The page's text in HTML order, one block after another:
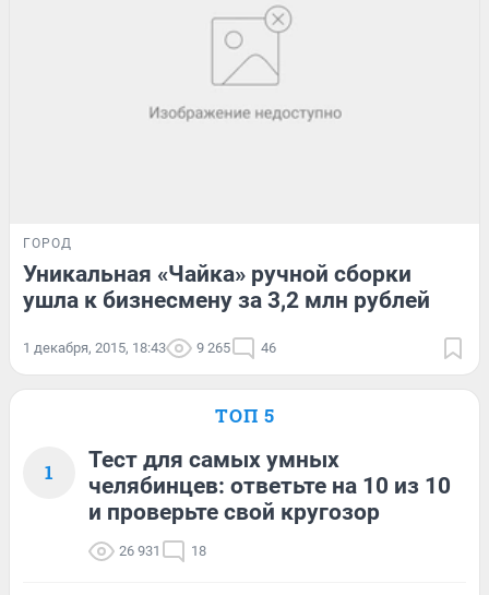
ГОРОД
Уникальная «Чайка» ручной сборки
ушла к бизнесмену за 3,2 млн рублей
1 декабря, 2015, 18:43 9 265 46
ТОП 5
1
Тест для самых умных
челябинцев: ответьте на 10 из 10
и проверьте свой кругозор
26 931 18